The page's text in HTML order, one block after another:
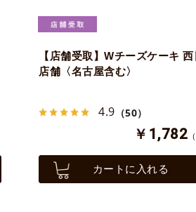
【店舗受取】Wチーズケーキ
店舗〈名古屋含む〉
4.9 （50）
￥1,782
カートに入れる